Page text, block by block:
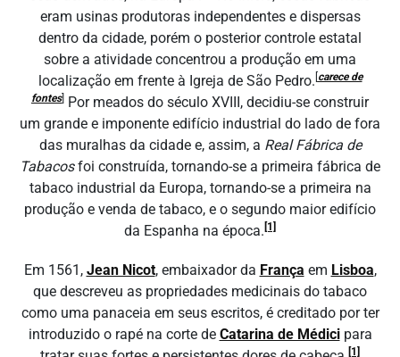
eram usinas produtoras independentes e dispersas
dentro da cidade, porém o posterior controle estatal
sobre a atividade concentrou a produção em uma
localização em frente à Igreja de São Pedro. carece de
fontes] Por meados do século XVIII, decidiu-se construir
um grande e imponente edifício industrial do lado de fora
das muralhas da cidade e, assim, a Real Fábrica de
Tabacosfoi construída, tornando-se a primeira fábrica de
tabaco industrial da Europa, tornando-se a primeira na
produção e venda de tabaco, e o segundo maior edifício
da Espanha na época. [1]
Em 1561, Jean Nicot, embaixador da França em Lisboa,
que descreveu as propriedades medicinais do tabaco
como uma panaceia em seus escritos, é creditado por ter
introduzido o rapé na corte de Catarina de Médicipara
[1]